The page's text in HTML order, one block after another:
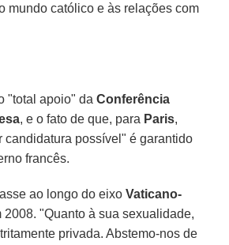
mundo católico e às relações com
"total apoio" daConferência
, e o fato de que, para Paris,
candidatura possível" é garantido
francês.
ao longo do eixoVaticano-
2008. "Quanto à sua sexualidade,
privada. Abstemo-nos de